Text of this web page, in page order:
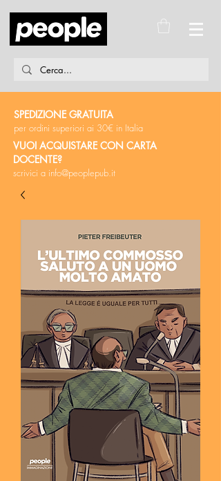
SPEDIZIONE GRATUITA
per ordini superiori ai 30€ in Italia
VUOI ACQUISTARE CON CARTA
DOCENTE?
scrivici a info@peoplepub.it